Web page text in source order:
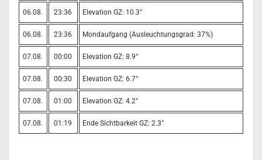
06.08. 23:36 Elevation GZ: 10.3°
06.08. 23:36 Mondaufgang (Ausleuchtungsgrad: 37%)
07.08. 00:00 Elevation GZ: 8.9°
07.08. 00:30 Elevation GZ: 6.7°
07.08. 01:00 Elevation GZ: 4.2°
07.08. 01:19 Ende Sichtbarkeit GZ: 2.3°